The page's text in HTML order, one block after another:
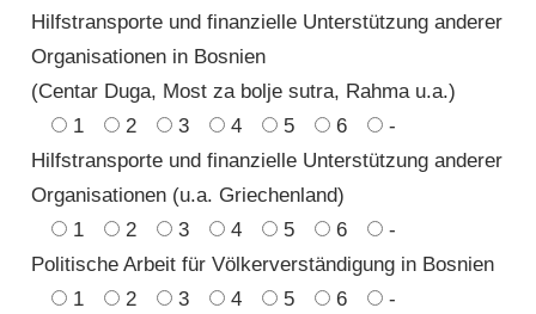
Hilfstransporte und finanzielle Unterstützung anderer
Organisationen in Bosnien
(Centar Duga, Most za bolje sutra, Rahma u.a.)
1
2 3 4 5 6
-
Hilfstransporte und finanzielle Unterstützung anderer
Organisationen (u.a. Griechenland)
1
2 3 4 5 6
-
Politische Arbeit für Völkerverständigung in Bosnien
1
2 3 4 5 6 -